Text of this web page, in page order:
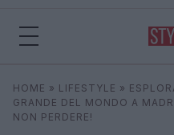
Cerca
HOME » LIFESTYLE »
GRANDE DEL MONDO A
NON PERDERE!